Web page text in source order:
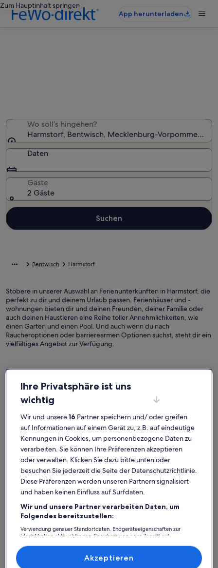
Zum Hauptinhalt springen
App herunterladen
Wo soll’s hingehen?
Harmstorf, Bentwisch, Mecklenburg-Vorpommern,
Daten
Gäste
2 Gäste
Suchen
Bentwisch Harmstorf
Stöbere in unserer Auswahl an Ferienunterkünften in Harmstorf, die
perfekt zu dir und deinem Urlaub passen. Ferienhäuser und -
wohnungen bieten dir und deinen Freunden, deiner Familie oder
auch deinen Haustieren eine Reihe toller Annehmlichkeiten, wie
einen Garten und einen Pool. Und auch wenn du nach
Raucheroptionen oder barrierearmen Optionen suchst, steht dir ein
vielfältiges Angebot zur Verfügung.
Finde Unterkünfte ganz nach deinem
Geschmack
Ferienhaus
Suche nach Ferienhäusern
Ferienwohnung/Apartment
Suche nach Ferienwohnungen oder
Suche nach
Harmstorf: Finde deine perfekte
Unterkunft
Ihre Privatsphäre ist uns
wichtig
Wir und unsere16 Partner speichern und/ oder greifen
auf Informationen auf einem Gerät zu, z.B. auf eindeutige
Kennungen in Cookies, um personenbezogene Daten zu
verarbeiten. Sie können Ihre Präferenzen akzeptieren
oder verwalten. Klicken Sie dazu bitte unten oder
besuchen Sie jederzeit die Seite der Datenschutzrichtlinie.
Diese Präferenzen werden unseren Partnern signalisiert
und haben keinen Einfluss auf Surfdaten.
Wir und unsere Partner verarbeiten Daten, um
Folgendes bereitzustellen:
Verwendung genauer Standortdaten. Endgeräteeigenschaften zur
Identifikation aktiv abfragen. Speichern von oder Zugriff auf
Inhalte, Messung von Werbeleistung und der Performance von Inhalten,
Zielgruppenforschung sowie Entwicklung und Verbesserung von
Akzeptieren